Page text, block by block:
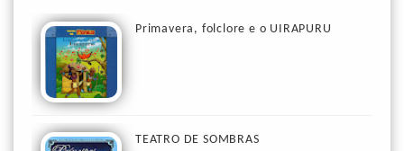
Primavera, folclore e o UIRAPURU
TEATRO DE SOMBRAS